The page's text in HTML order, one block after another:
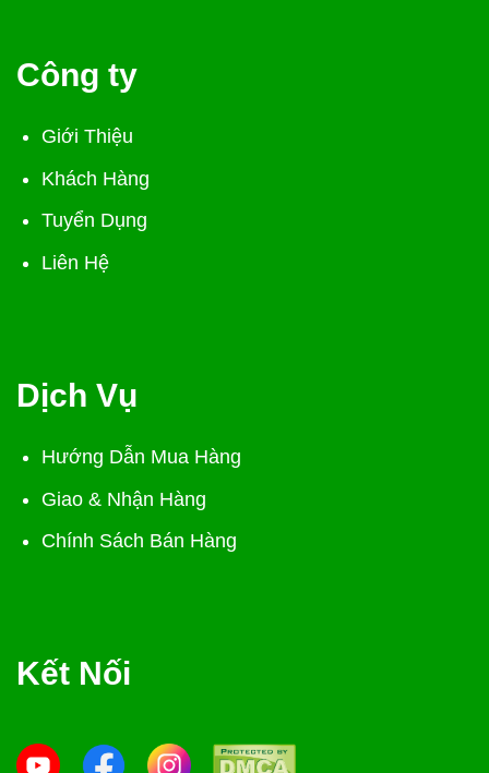
Công ty
Giới Thiệu
Khách Hàng
Tuyển Dụng
Liên Hệ
Dịch Vụ
Hướng Dẫn Mua Hàng
Giao & Nhận Hàng
Chính Sách Bán Hàng
Kết Nối